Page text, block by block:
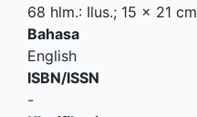
68 hlm.: Ilus.; 15 x 21 cm
Bahasa
English
ISBN/ISSN
-